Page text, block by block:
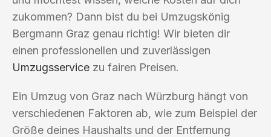
zukommen? Dann bist du bei Umzugskönig
Bergmann Graz genau richtig! Wir bieten dir
einen professionellen und zuverlässigen
Umzugsservice zu fairen Preisen.
Ein Umzug von Graz nach Würzburg hängt von
verschiedenen Faktoren ab, wie zum Beispiel der
Größe deines Haushalts und der Entfernung